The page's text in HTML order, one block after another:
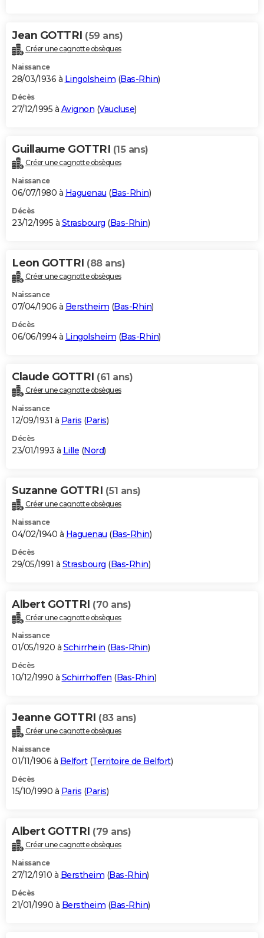
Jean GOTTRI (59 ans)
Créer une cagnotte obsèques
Naissance
28/03/1936 à Lingolsheim (Bas-Rhin)
Décès
27/12/1995 à Avignon (Vaucluse)
Guillaume GOTTRI (15 ans)
Créer une cagnotte obsèques
Naissance
06/07/1980 à Haguenau (Bas-Rhin)
Décès
23/12/1995 à Strasbourg (Bas-Rhin)
Leon GOTTRI (88 ans)
Créer une cagnotte obsèques
Naissance
07/04/1906 à Berstheim (Bas-Rhin)
Décès
06/06/1994 à Lingolsheim (Bas-Rhin)
Claude GOTTRI (61 ans)
Créer une cagnotte obsèques
Naissance
12/09/1931 à Paris (Paris)
Décès
23/01/1993 à Lille (Nord)
Suzanne GOTTRI (51 ans)
Créer une cagnotte obsèques
Naissance
04/02/1940 à Haguenau (Bas-Rhin)
Décès
29/05/1991 à Strasbourg (Bas-Rhin)
Albert GOTTRI (70 ans)
Créer une cagnotte obsèques
Naissance
01/05/1920 à Schirrhein (Bas-Rhin)
Décès
10/12/1990 à Schirrhoffen (Bas-Rhin)
Jeanne GOTTRI (83 ans)
Créer une cagnotte obsèques
Naissance
01/11/1906 à Belfort(Territoire de Belfort)
Décès
15/10/1990 à Paris (Paris)
Albert GOTTRI (79 ans)
Créer une cagnotte obsèques
Naissance
27/12/1910 à Berstheim (Bas-Rhin)
Décès
21/01/1990 à Berstheim (Bas-Rhin)